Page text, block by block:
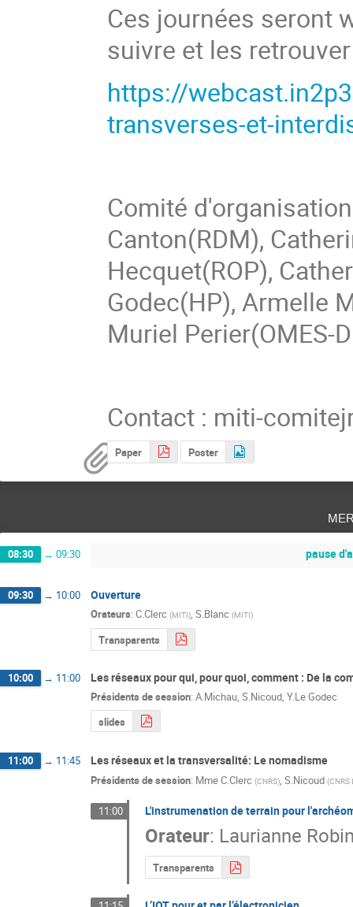
Ces journées seront
suivre et les
https://
transverses-et-
Comité
Canton(RDM),
Hecquet(ROP),
Godec(HP), Armelle
Muriel Perier(OMES-
Contact : miti-
Paper Poster
08:30 → 09:30 pause
09:30 → 10:00 Ouverture
Orateurs: C.Clerc (MITI), S.Blanc (MITI)
Transparents
10:00 → 11:00 Les réseaux pour qui, pour quoi, comment : De la
Présidents de session: A.Michau, S.Nicoud, Y.Le Godec
slides
11:00 → 11:45 Les réseaux et la transversalité: Le nomadisme
Présidents de session: MmeC.Clerc (CNRS), S.Nicoud (CNRS
11:00 L'instrumenation de terrain pour
Orateur: Laurianne
Transparents